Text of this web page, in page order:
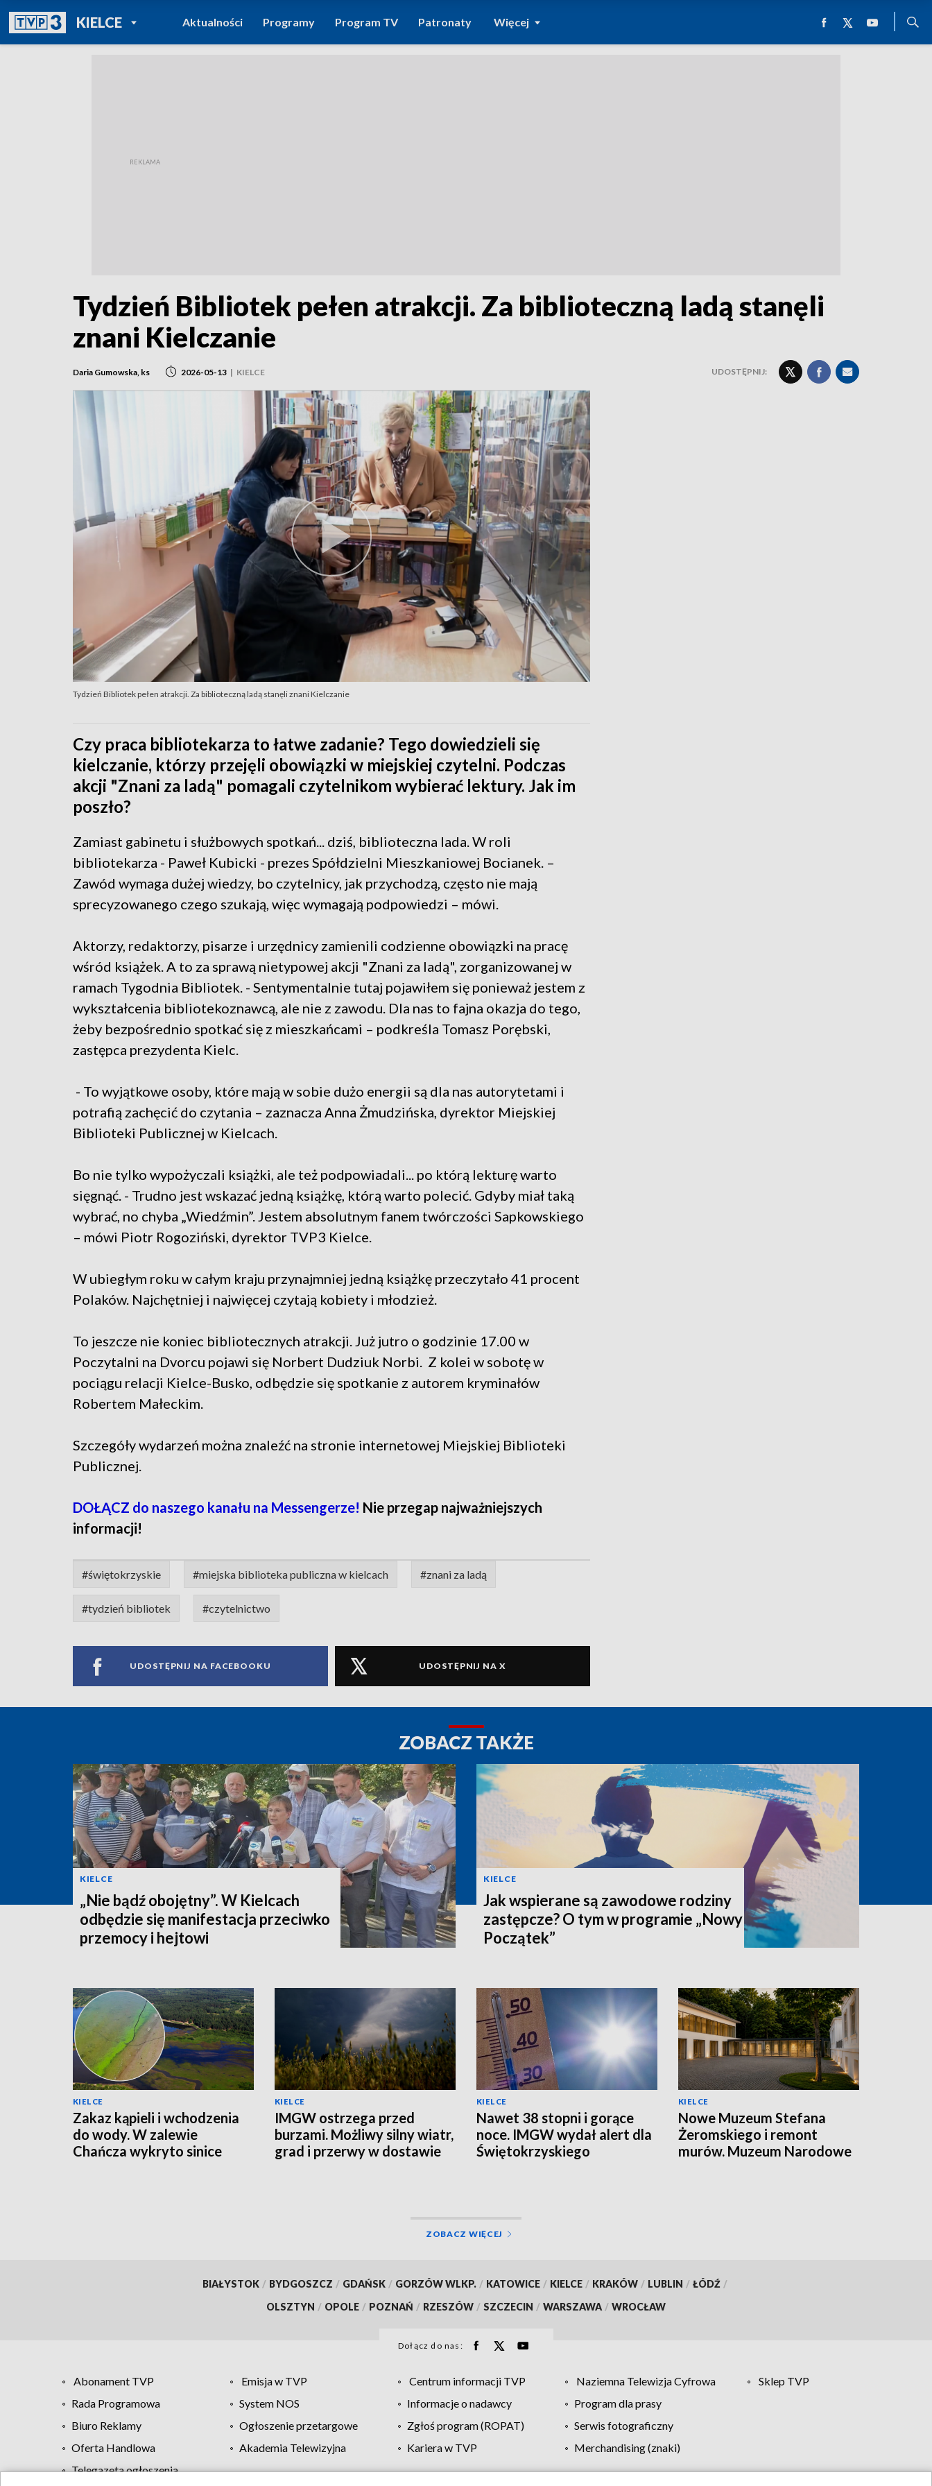
KIELCEPOWRÓT DO
TVP REGIONY
Aktualności Programy Program TV Patronaty Więcej
Tydzień Bibliotek pełen atrakcji. Za biblioteczną ladą stanęli
znani Kielczanie
Daria Gumowska, ks 2026-05-13 | KIELCE UDOSTĘPNIJ:
Tydzień Bibliotek pełen atrakcji. Za biblioteczną ladą stanęli znani Kielczanie
Czy praca bibliotekarza to łatwe zadanie? Tego dowiedzieli się
kielczanie, którzy przejęli obowiązki w miejskiej czytelni. Podczas
akcji "Znani za ladą" pomagali czytelnikom wybierać lektury. Jak im
poszło?
Zamiast gabinetu i służbowych spotkań... dziś, biblioteczna lada. W roli
bibliotekarza - Paweł Kubicki - prezes Spółdzielni Mieszkaniowej Bocianek. –
Zawód wymaga dużej wiedzy, bo czytelnicy, jak przychodzą, często nie mają
sprecyzowanego czego szukają, więc wymagają podpowiedzi – mówi.
Aktorzy, redaktorzy, pisarze i urzędnicy zamienili codzienne obowiązki na pracę
wśród książek. A to za sprawą nietypowej akcji "Znani za ladą", zorganizowanej w
ramach Tygodnia Bibliotek. - Sentymentalnie tutaj pojawiłem się ponieważ jestem z
wykształcenia bibliotekoznawcą, ale nie z zawodu. Dla nas to fajna okazja do tego,
żeby bezpośrednio spotkać się z mieszkańcami – podkreśla Tomasz Porębski,
zastępca prezydenta Kielc.
- To wyjątkowe osoby, które mają w sobie dużo energii są dla nas autorytetami i
potrafią zachęcić do czytania – zaznacza Anna Żmudzińska, dyrektor Miejskiej
Biblioteki Publicznej w Kielcach.
Bo nie tylko wypożyczali książki, ale też podpowiadali... po którą lekturę warto
sięgnąć. - Trudno jest wskazać jedną książkę, którą warto polecić. Gdyby miał taką
wybrać, no chyba „Wiedźmin”. Jestem absolutnym fanem twórczości Sapkowskiego
– mówi Piotr Rogoziński, dyrektor TVP3 Kielce.
W ubiegłym roku w całym kraju przynajmniej jedną książkę przeczytało 41 procent
Polaków. Najchętniej i najwięcej czytają kobiety i młodzież.
To jeszcze nie koniec bibliotecznych atrakcji. Już jutro o godzinie 17.00 w
Poczytalni na Dvorcu pojawi się Norbert Dudziuk Norbi. Z kolei w sobotę w
pociągu relacji Kielce-Busko, odbędzie się spotkanie z autorem kryminałów
Robertem Małeckim.
Szczegóły wydarzeń można znaleźć na stronie internetowej Miejskiej Biblioteki
Publicznej.
DOŁĄCZ do naszego kanału na Messengerze! Nie przegap najważniejszych
informacji!
#świętokrzyskie #miejska biblioteka publiczna w kielcach #znani za ladą
#tydzień bibliotek #czytelnictwo
UDOSTĘPNIJ NA FACEBOOKU UDOSTĘPNIJ NA X
ZOBACZ TAKŻE
KIELCE
„Nie bądź obojętny”. W Kielcach
odbędzie się manifestacja przeciwko
przemocy i hejtowi
KIELCE
Jak wspierane są zawodowe rodziny
zastępcze? O tym w programie „Nowy
Początek”
KIELCE
Zakaz kąpieli i wchodzenia
do wody. W zalewie
Chańcza wykryto sinice
KIELCE
IMGW ostrzega przed
burzami. Możliwy silny wiatr,
grad i przerwy w dostawie
KIELCE
Nawet 38 stopni i gorące
noce. IMGW wydał alert dla
Świętokrzyskiego
KIELCE
Nowe Muzeum Stefana
Żeromskiego i remont
murów. Muzeum Narodowe
ZOBACZ WIĘCEJ
BIAŁYSTOK / BYDGOSZCZ / GDAŃSK / GORZÓW WLKP. / KATOWICE / KIELCE / KRAKÓW / LUBLIN / ŁÓDŹ /
OLSZTYN / OPOLE / POZNAŃ / RZESZÓW / SZCZECIN / WARSZAWA / WROCŁAW
Dołącz do nas:
Abonament TVP Emisja w TVP Centrum informacji TVP Naziemna Telewizja Cyfrowa
Sklep TVP
Rada Programowa
System NOS Informacje o nadawcy
Program dla prasy
Biuro Reklamy
Ogłoszenie przetargowe Zgłoś program (ROPAT)
Serwis fotograficzny
Oferta Handlowa
Akademia Telewizyjna Kariera w TVP
Merchandising (znaki)
Telegazeta ogłoszenia